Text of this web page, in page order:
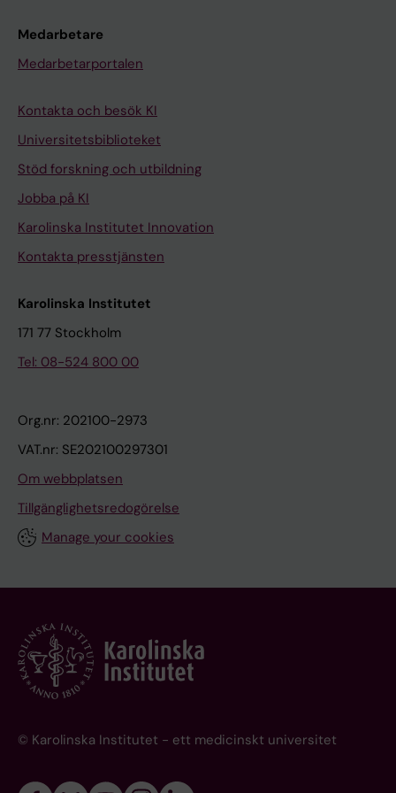
Medarbetare
Medarbetarportalen
Kontakta och besök KI
Universitetsbiblioteket
Stöd forskning och utbildning
Jobba på KI
Karolinska Institutet Innovation
Kontakta presstjänsten
Karolinska Institutet
171 77 Stockholm
Tel: 08-524 800 00
Org.nr: 202100-2973
VAT.nr: SE202100297301
Om webbplatsen
Tillgänglighetsredogörelse
Manage your cookies
© Karolinska Institutet - ett medicinskt universitet